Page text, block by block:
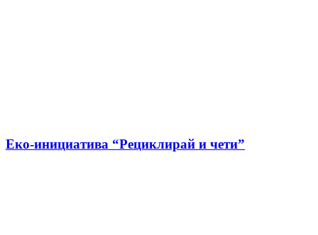
Еко-инициатива “Рециклирай и чети”